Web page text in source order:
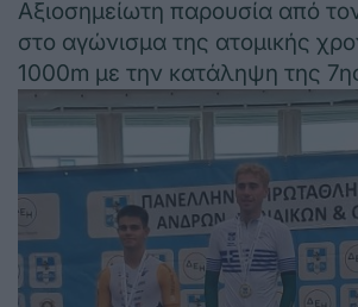
Αξιοσημείωτη παρουσία από
στο αγώνισμα της ατομικής
1000m με την κατάληψη της